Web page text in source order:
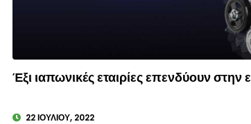
Έξι ιαπωνικές εταιρίες επενδύουν
22 ΙΟΥΛΊΟΥ, 2022